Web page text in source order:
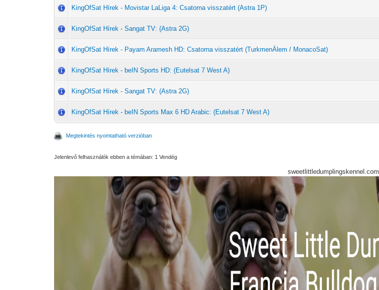
KingOfSat Hírek - Movistar LaLiga 4: Csatorna visszatért (Astra 1P)
KingOfSat Hírek - Sangat TV: (Astra 2G)
KingOfSat Hírek - Payam Aramesh HD: Csatorna visszatért (TurkmenÄlem / MonacoSat)
KingOfSat Hírek - beIN Sports HD: (Eutelsat 7 West A)
KingOfSat Hírek - Sangat TV: (Astra 2G)
KingOfSat Hírek - beIN Sports Max 6 HD Arabic: (Eutelsat 7 West A)
Megtekintés nyomtatható verzióban
Jelenlevő felhasználók ebben a témában: 1 Vendég
sweetlittledumplingskennel.com